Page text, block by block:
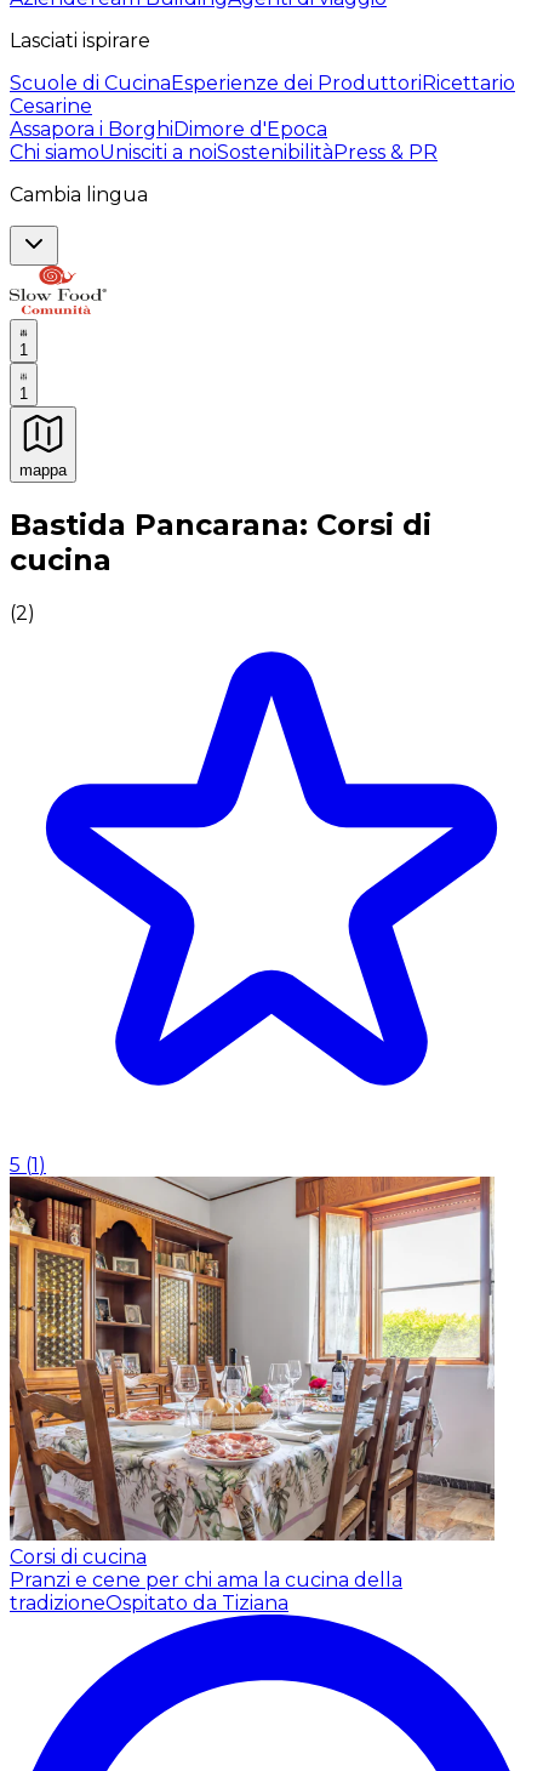
Lasciati ispirare
Scuole di CucinaEsperienze dei ProduttoriRicettario
Cesarine
Assapora i BorghiDimore d'Epoca
Chi siamoUnisciti a noiSostenibilitàPress & PR
Cambia lingua
1
1
mappa
Esperienze culinarie indimenticabili: Esperienze
Bastida Pancarana: Corsi di
cucina
(2)
5 (1)
Corsi di cucina
Pranzi e cene per chi ama la cucina della
tradizioneOspitato da Tiziana